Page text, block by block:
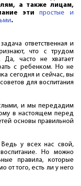
а также лицам,
этипростые и
.
ответственная и
что с трудом
Да, часто не хватает
с ребенком. Но не
сегодня и сейчас, вы
для воспитания
и мы передадим
в настоящем перед
основы правильной
у всех нас свой,
Но можно
правила, которые
от того, есть ли у него